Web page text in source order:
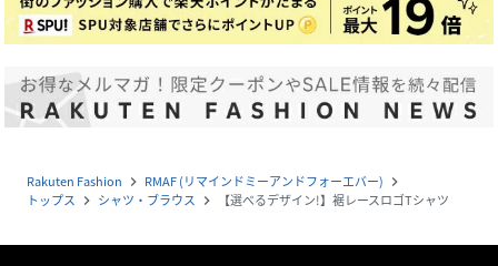
Rakuten Fashion navigate_next RMAF (リマインドミーアンドフォーエバー) navigate_next
トップス navigate_next シャツ・ブラウス navigate_next 【選べるデザイン!】裾レースロゴTシャツ